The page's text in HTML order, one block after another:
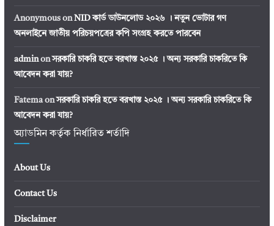
AnonymousonNID কার্ড ডাউনলোড ২০২৬ । নতুন ভোটার গণ
অনলাইনে জাতীয় পরিচয়পত্রের কপি সংগ্রহ করতে পারবেন
adminonসরকারি চাকরি হতে বরখাস্ত ২০২৫ । অন্য সরকারি চাকরিতে কি
আবেদন করা যায়?
Fatemaonসরকারি চাকরি হতে বরখাস্ত ২০২৫ । অন্য সরকারি চাকরিতে কি
আবেদন করা যায়?
অ্যাডমিন কর্তৃক নির্ধারিত শর্তাদি
About Us
Contact Us
Disclaimer